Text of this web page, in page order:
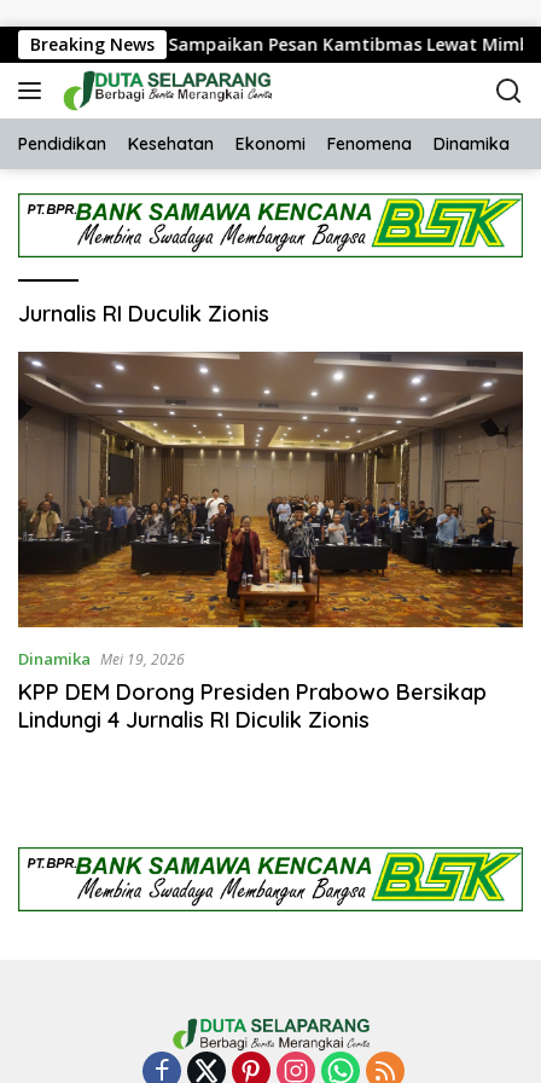
Breaking NewsLelede Sampaikan Pesan Kamtibmas Lewat Mimbar
Pendidikan Kesehatan Ekonomi Fenomena Dinamika
Jurnalis RI Duculik Zionis
Dinamika Mei 19, 2026
KPP DEM Dorong Presiden Prabowo Bersikap
Lindungi 4 Jurnalis RI Diculik Zionis